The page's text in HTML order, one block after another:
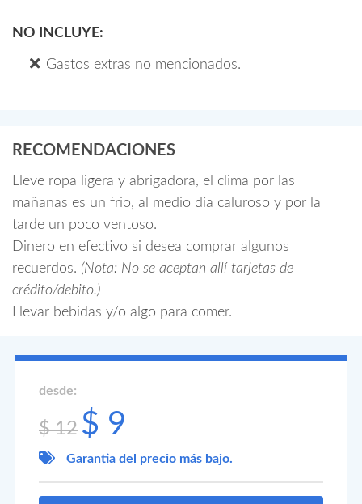
NO INCLUYE:
Gastos extras no mencionados.
RECOMENDACIONES
Lleve ropa ligera y abrigadora, el clima por las
mañanas es un frio, al medio día caluroso y por la
tarde un poco ventoso.
Dinero en efectivo si desea comprar algunos
recuerdos. (Nota: No se aceptan allí tarjetas de
crédito/debito.)
Llevar bebidas y/o algo para comer.
desde:
$ 12 $ 9
Garantia del precio más bajo.